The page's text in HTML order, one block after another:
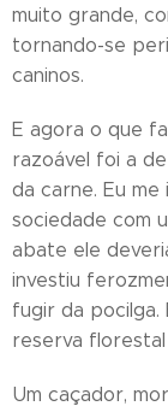
muito grande,
tornando-se
caninos.
E agora o que
razoável foi a
da carne. Eu
sociedade com
abate ele
investiu
fugir da pocilga.
reserva
Um caçador,